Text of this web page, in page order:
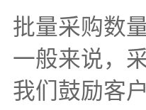
批量采购数
一般来说，
我们鼓励客